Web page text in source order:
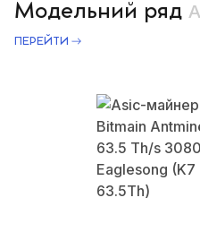
Модельний ряд
ПЕРЕЙТИ